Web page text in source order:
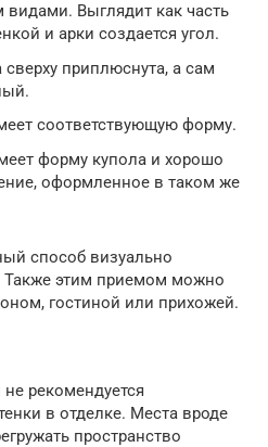
Выглядит как часть
и арки создается угол.
приплюснута, а сам
соответствующую форму.
форму купола и хорошо
оформленное в таком же
способ визуально
Также этим приемом можно
гостиной или прихожей.
рекомендуется
в отделке. Места вроде
пространство